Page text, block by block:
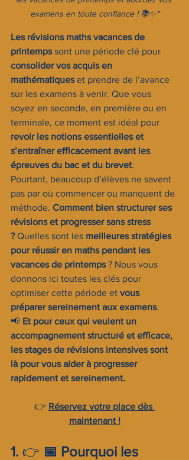
examens en toute confiance ! 📚✨"
Les révisions maths vacances de
printemps sont une période clé pour
consolider vos acquis en
mathématiques et prendre de l’avance
sur les examens à venir. Que vous
soyez en seconde, en première ou en
terminale, ce moment est idéal pour
revoir les notions essentielles et
s’entraîner efficacement avant les
épreuves du bac et du brevet.
Pourtant, beaucoup d’élèves ne savent
pas par où commencer ou manquent de
méthode. Comment bien structurer ses
révisions et progresser sans stress
? Quelles sont les meilleures stratégies
pour réussir en maths pendant les
vacances de printemps ? Nous vous
donnons ici toutes les clés pour
optimiser cette période et vous
préparer sereinement aux examens.
📢 Et pour ceux qui veulent un
accompagnement structuré et efficace,
les stages de révisions intensives sont
là pour vous aider à progresser
rapidement et sereinement.
👉 Réservez votre place dès
maintenant !
1. 👉 📅 Pourquoi les